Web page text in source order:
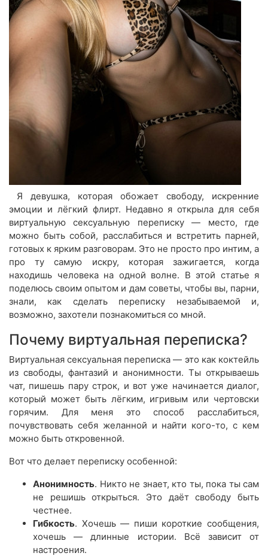
Я девушка, которая обожает свободу, искренние
эмоции и лёгкий флирт. Недавно я открыла для себя
виртуальную сексуальную переписку — место, где
можно быть собой, расслабиться и встретить парней,
готовых к ярким разговорам. Это не просто про интим, а
про ту самую искру, которая зажигается, когда
находишь человека на одной волне. В этой статье я
поделюсь своим опытом и дам советы, чтобы вы, парни,
знали, как сделать переписку незабываемой и,
возможно, захотели познакомиться со мной.
Почему виртуальная переписка?
Виртуальная сексуальная переписка — это как коктейль
из свободы, фантазий и анонимности. Ты открываешь
чат, пишешь пару строк, и вот уже начинается диалог,
который может быть лёгким, игривым или чертовски
горячим. Для меня это способ расслабиться,
почувствовать себя желанной и найти кого-то, с кем
можно быть откровенной.
Вот что делает переписку особенной:
Анонимность. Никто не знает, кто ты, пока ты сам
не решишь открыться. Это даёт свободу быть
честнее.
Гибкость. Хочешь — пиши короткие сообщения,
хочешь — длинные истории. Всё зависит от
настроения.